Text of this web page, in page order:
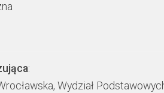
:
Wydział